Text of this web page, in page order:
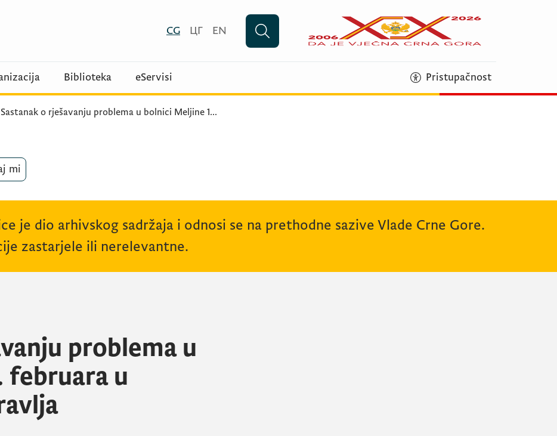
CG ЦГ EN
Biblioteka eServisi Pristupačnost
Sastanak o rješavanju problema u bolnici Meljine 1...
mi
je dio arhivskog sadržaja i odnosi se na prethodne sazive Vlade Crne Gore.
zastarjele ili nerelevantne.
problema u
februara u